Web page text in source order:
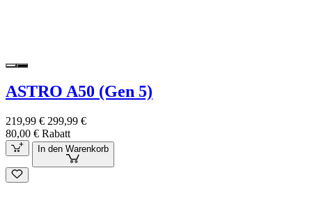
ASTRO A50 (Gen 5)
219,99 € 299,99 €
80,00 € Rabatt
In den Warenkorb